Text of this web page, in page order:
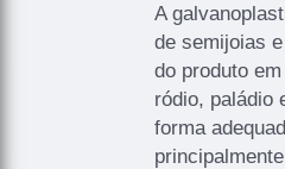
A
de semijoias
do produto
ródio, paládio
forma